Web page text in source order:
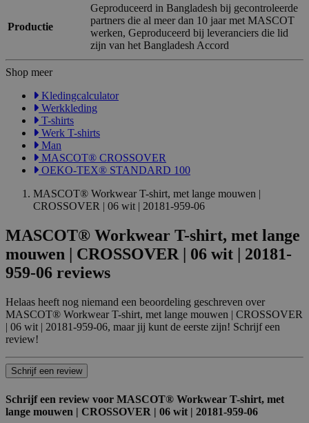
Productie
Geproduceerd in Bangladesh bij gecontroleerde
partners die al meer dan 10 jaar met MASCOT
werken, Geproduceerd bij leveranciers die lid
zijn van het Bangladesh Accord
Shop meer
Kledingcalculator
Werkkleding
T-shirts
Werk T-shirts
Man
MASCOT® CROSSOVER
OEKO-TEX® STANDARD 100
MASCOT® Workwear T-shirt, met lange mouwen |
CROSSOVER | 06 wit | 20181-959-06
MASCOT® Workwear T-shirt, met lange
mouwen | CROSSOVER | 06 wit | 20181-
959-06 reviews
Helaas heeft nog niemand een beoordeling geschreven over
MASCOT® Workwear T-shirt, met lange mouwen | CROSSOVER
| 06 wit | 20181-959-06, maar jij kunt de eerste zijn! Schrijf een
review!
Schrijf een review
Schrijf een review voor MASCOT® Workwear T-shirt, met
lange mouwen | CROSSOVER | 06 wit | 20181-959-06